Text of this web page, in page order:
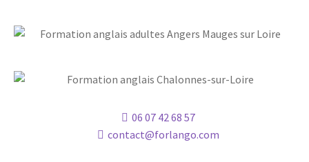
06 07 42 68 57
contact@forlango.com